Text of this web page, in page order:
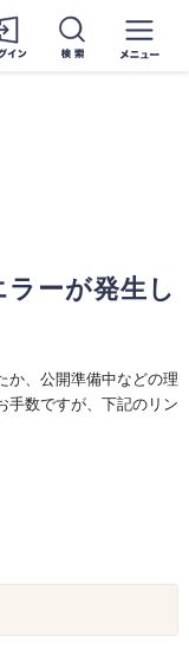
ーが発生し
か、公開準備中などの理
手数ですが、下記のリン